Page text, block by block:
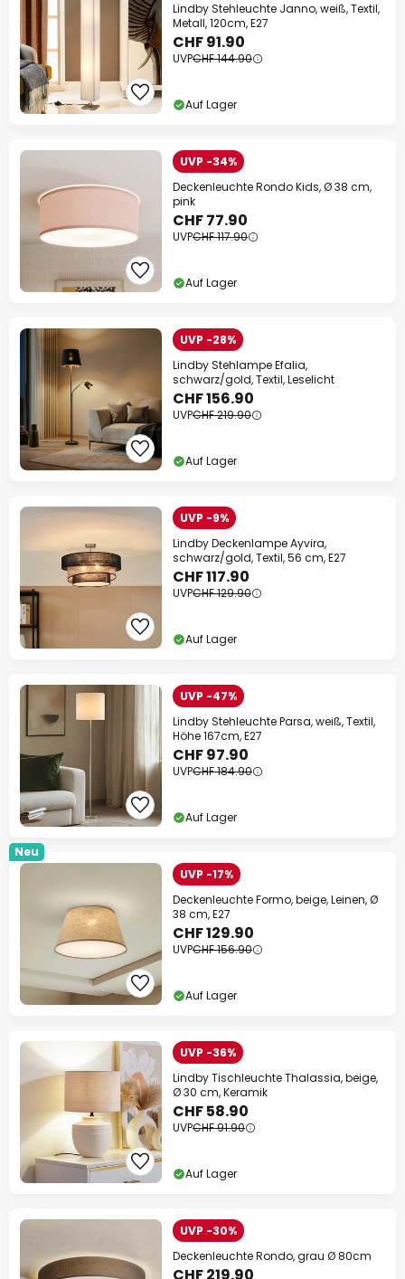
Lindby Stehleuchte Janno, weiß, Textil,
Metall, 120cm, E27
CHF 91.90
UVPCHF 144.90
Auf Lager
UVP -34%
Deckenleuchte Rondo Kids, Ø 38 cm,
pink
CHF 77.90
UVPCHF 117.90
Auf Lager
UVP -28%
Lindby Stehlampe Efalia,
schwarz/gold, Textil, Leselicht
CHF 156.90
UVPCHF 219.90
Auf Lager
UVP -9%
Lindby Deckenlampe Ayvira,
schwarz/gold, Textil, 56 cm, E27
CHF 117.90
UVPCHF 129.90
Auf Lager
UVP -47%
Lindby Stehleuchte Parsa, weiß, Textil,
Höhe 167cm, E27
CHF 97.90
UVPCHF 184.90
Auf Lager
Neu
UVP -17%
Deckenleuchte Formo, beige, Leinen, Ø
38 cm, E27
CHF 129.90
UVPCHF 156.90
Auf Lager
UVP -36%
Lindby Tischleuchte Thalassia, beige,
Ø 30 cm, Keramik
CHF 58.90
UVPCHF 91.90
Auf Lager
UVP -30%
Deckenleuchte Rondo, grau Ø 80cm